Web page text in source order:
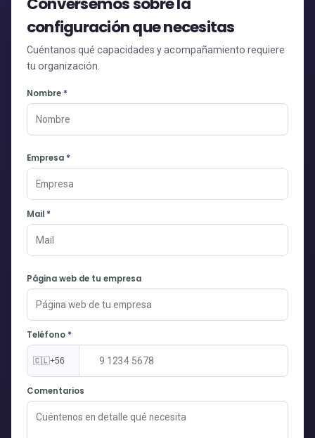
configuración que necesitas
Cuéntanos qué capacidades y acompañamiento requiere
tu organización.
Nombre *
Empresa *
Mail *
Página web de tu empresa
Teléfono *
🇨🇱+56
Comentarios